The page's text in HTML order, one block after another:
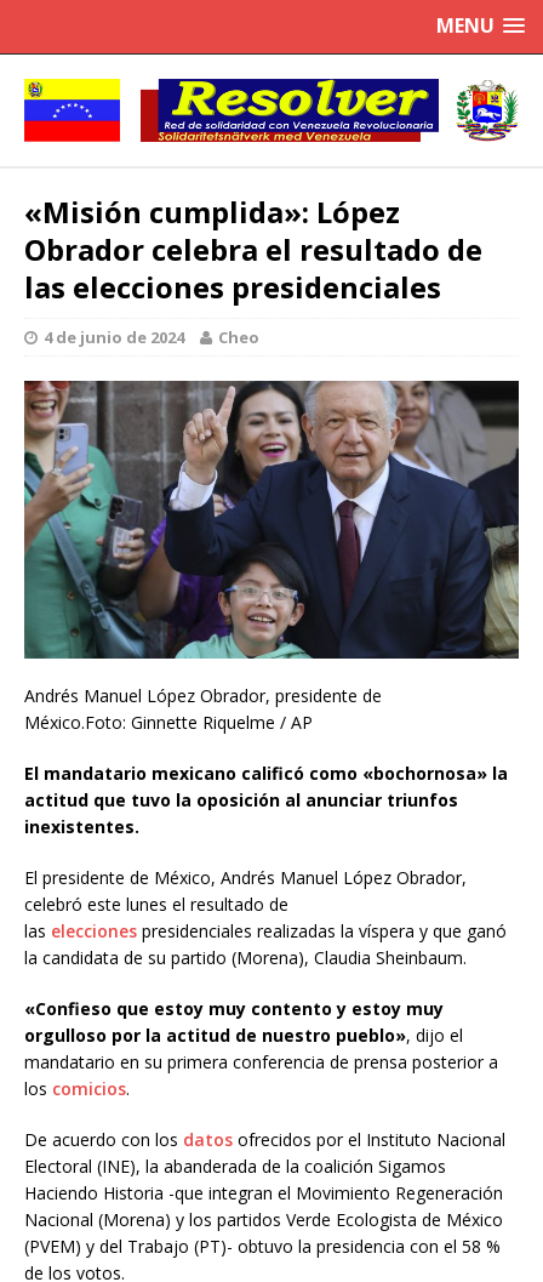
MENU
«Misión cumplida»: López
Obrador celebra el resultado de
las elecciones presidenciales
4 de junio de 2024 Cheo
Andrés Manuel López Obrador, presidente de
México.Foto: Ginnette Riquelme / AP
El mandatario mexicano calificó como «bochornosa» la
actitud que tuvo la oposición al anunciar triunfos
inexistentes.
El presidente de México, Andrés Manuel López Obrador,
celebró este lunes el resultado de
las elecciones presidenciales realizadas la víspera y que ganó
la candidata de su partido (Morena), Claudia Sheinbaum.
«Confieso que estoy muy contento y estoy muy
orgulloso por la actitud de nuestro pueblo», dijo el
mandatario en su primera conferencia de prensa posterior a
los comicios.
De acuerdo con los datos ofrecidos por el Instituto Nacional
Electoral (INE), la abanderada de la coalición Sigamos
Haciendo Historia -que integran el Movimiento Regeneración
Nacional (Morena) y los partidos Verde Ecologista de México
(PVEM) y del Trabajo (PT)- obtuvo la presidencia con el 58 %
de los votos.